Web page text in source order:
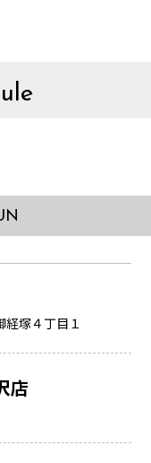
塚４丁目１
店